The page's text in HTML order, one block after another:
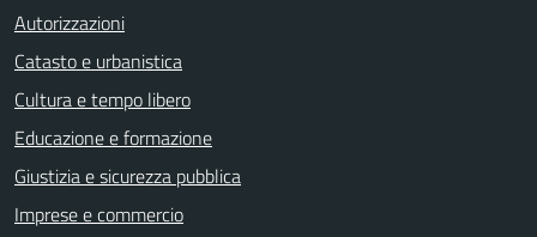
Autorizzazioni
Catasto e urbanistica
Cultura e tempo libero
Educazione e formazione
Giustizia e sicurezza pubblica
Imprese e commercio